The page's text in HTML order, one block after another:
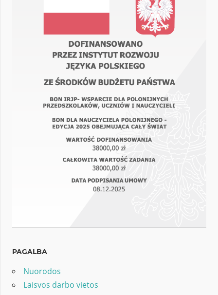
PAGALBA
Nuorodos
Laisvos darbo vietos